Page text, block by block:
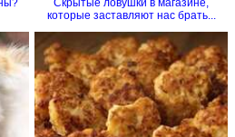
Скрытые ловушки в магазине,
которые заставляют нас брать...